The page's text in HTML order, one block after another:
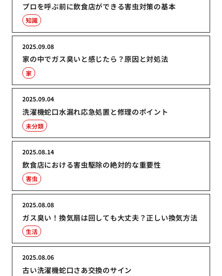
プロを呼ぶ前に飲食店ができる害虫対策の基本
知識
家の中でガス臭いと感じたら？原因と対処法
2025.09.08
家
洗濯機蛇口水漏れ応急処置と修理のポイント
2025.09.04
未分類
飲食店における害虫駆除の絶対的な重要性
2025.08.14
害虫
ガス臭い！換気扇は回しても大丈夫？正しい換気方法
2025.08.08
生活
古い洗濯機蛇口さあ交換のサイン
2025.08.06